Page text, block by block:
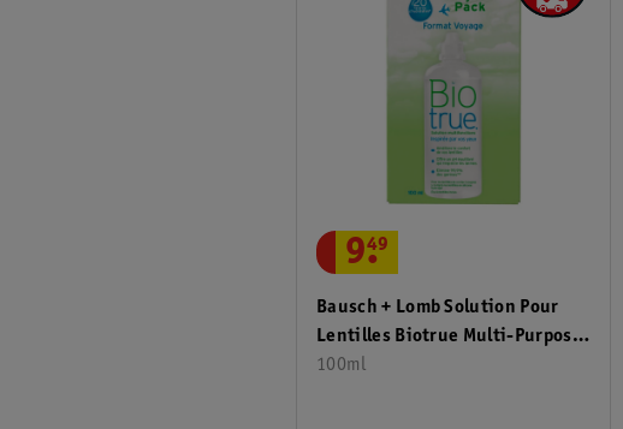
Bausch + Lomb Solution Pour
Lentilles Biotrue Multi-Purpose
Solution Flight Pack
100ml
9.
49